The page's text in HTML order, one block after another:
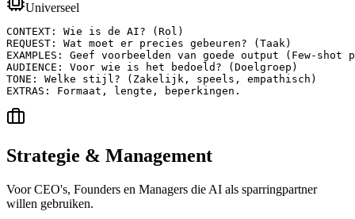
Universeel
CONTEXT: Wie is de AI? (Rol)
REQUEST: Wat moet er precies gebeuren? (Taak)
EXAMPLES: Geef voorbeelden van goede output (Few-shot
AUDIENCE: Voor wie is het bedoeld? (Doelgroep)
TONE: Welke stijl? (Zakelijk, speels, empathisch)
EXTRAS: Formaat, lengte, beperkingen.
Strategie & Management
Voor CEO's, Founders en Managers die AI als sparringpartner
willen gebruiken.